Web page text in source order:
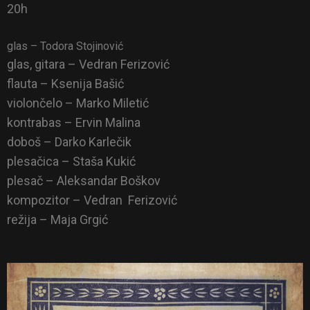
20h
glas – Todora Stojinović
glas, gitara – Vedran Ferizović
flauta – Ksenija Bašić
violončelo – Marko Miletić
kontrabas – Ervin Malina
doboš – Darko Karlečik
plesačica – Staša Kukić
plesač – Aleksandar Boškov
kompozitor – Vedran Ferizović
režija – Maja Grgić